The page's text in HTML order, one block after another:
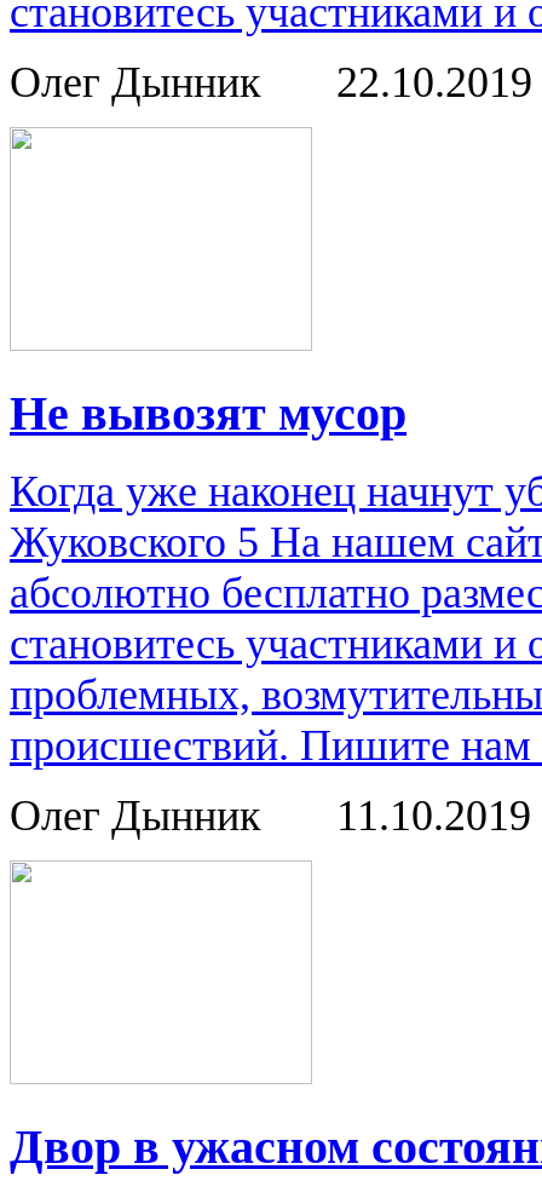
становитесь участниками
Олег Дынник
22.10.2019
Не вывозят мусор
Когда уже наконец начнут
Жуковского 5 На нашем
абсолютно бесплатно
становитесь участниками
проблемных,
происшествий. Пишите нам
Олег Дынник
11.10.2019
Двор в ужасном